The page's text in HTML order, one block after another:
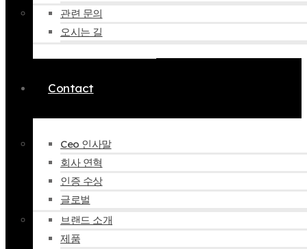
관련 문의
오시는 길
Contact
Ceo 인사말
회사 연혁
인증 수상
글로벌
브랜드 소개
제품